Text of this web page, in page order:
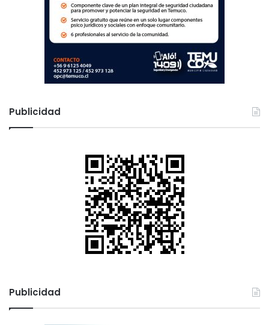
Publicidad
Publicidad